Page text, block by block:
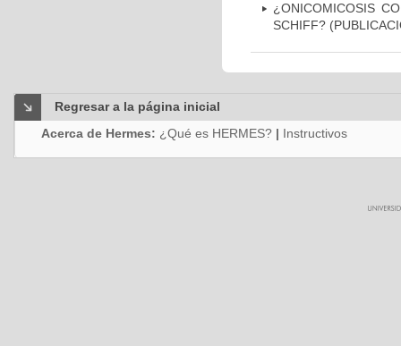
¿ONICOMICOSIS
SCHIFF?
Regresar a la página inicial
Acerca de Hermes: ¿Qué es HERMES? | Instructivos